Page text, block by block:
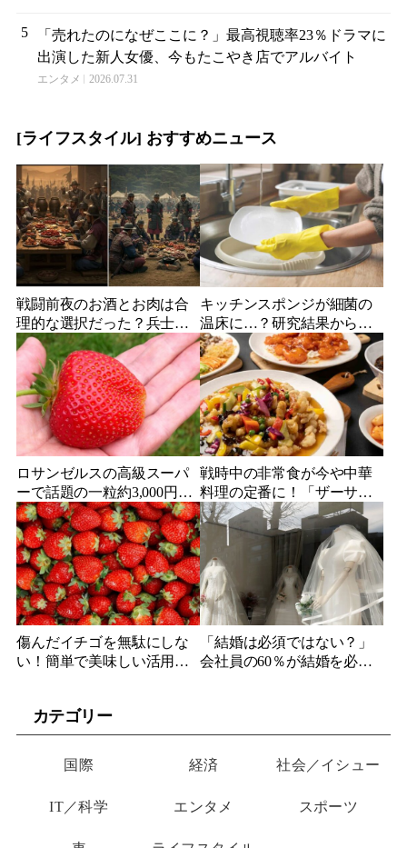
5
「売れたのになぜここに？」最高視聴率23％ドラマに
出演した新人女優、今もたこやき店でアルバイト
エンタメ 2026.07.31
[ライフスタイル] おすすめニュース
戦闘前夜のお酒とお肉は合
理的な選択だった？兵士た
ちの体力消耗とエネルギー
補給の重要性
キッチンスポンジが細菌の
温床に…？研究結果から明
らかになった健康リスクと
衛生管理の重要性
ロサンゼルスの高級スーパ
ーで話題の一粒約3,000円の
イチゴ！京都産『エリー・
アマイ KYOTO』の最高級
イチゴが登場
戦時中の非常食が今や中華
料理の定番に！「ザーサ
イ」の歴史とその多様な活
用法
傷んだイチゴを無駄にしな
い！簡単で美味しい活用法5
「結婚は必須ではない？」
会社員の60％が結婚を必須
カテゴリー
国際 経済 社会／イシュー
IT／科学 エンタメ スポーツ